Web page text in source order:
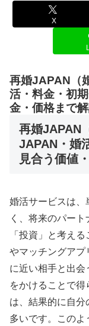
X
再婚JAPAN（
活・料金・初
金・価格まで
再婚JAPAN
JAPAN・婚
見合う価値
婚活サービスは、
く、将来のパー
「投資」と考え
やマッチングアプ
に近い相手と出会
をかけることで
は、結果的に自
多いです。この